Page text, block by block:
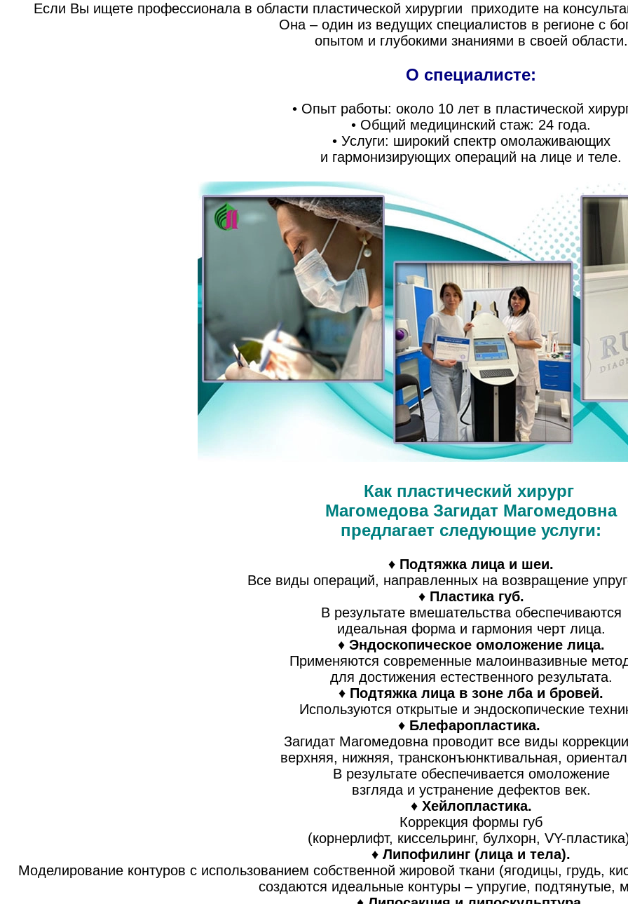
Если Вы ищете профессионала в области пластической хирургии приходите на
Она – один из ведущих специалистов в регионе с
опытом и глубокими знаниями в своей области.
О специалисте:
• Опыт работы: около 10 лет в пластической
• Общий медицинский стаж: 24 года.
• Услуги: широкий спектр омолаживающих
и гармонизирующих операций на лице и теле.
Как пластический хирург
Магомедова Загидат Магомедовна
предлагает следующие услуги:
♦ Подтяжка лица и шеи.
Все виды операций, направленных на возвращение
♦ Пластика губ.
В результате вмешательства обеспечиваются
идеальная форма и гармония черт лица.
♦ Эндоскопическое омоложение лица.
Применяются современные малоинвазивные
для достижения естественного результата.
♦ Подтяжка лица в зоне лба и бровей.
Используются открытые и эндоскопические
♦ Блефаропластика.
Загидат Магомедовна проводит все виды
верхняя, нижняя, трансконъюнктивальная,
В результате обеспечивается омоложение
взгляда и устранение дефектов век.
♦ Хейлопластика.
Коррекция формы губ
(корнерлифт, киссельринг, булхорн, VY-
♦ Липофилинг (лица и тела).
Моделирование контуров с использованием собственной жировой ткани (ягодицы, грудь,
создаются идеальные контуры – упругие, подтянутые,